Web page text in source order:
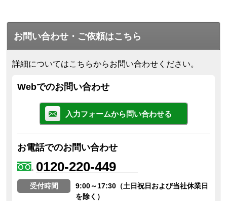
お問い合わせ・ご依頼はこちら
詳細についてはこちらからお問い合わせください。
Webでのお問い合わせ
入力フォームから問い合わせる
お電話でのお問い合わせ
0120-220-449
受付時間
9:00～17:30（土日祝日および当社休業日
を除く）